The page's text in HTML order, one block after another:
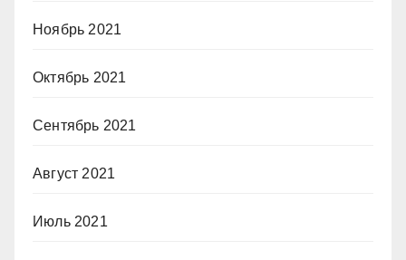
Ноябрь 2021
Октябрь 2021
Сентябрь 2021
Август 2021
Июль 2021